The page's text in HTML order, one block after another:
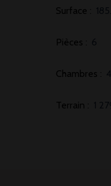
Surface :
Pièces :
Chambres :
Terrain :